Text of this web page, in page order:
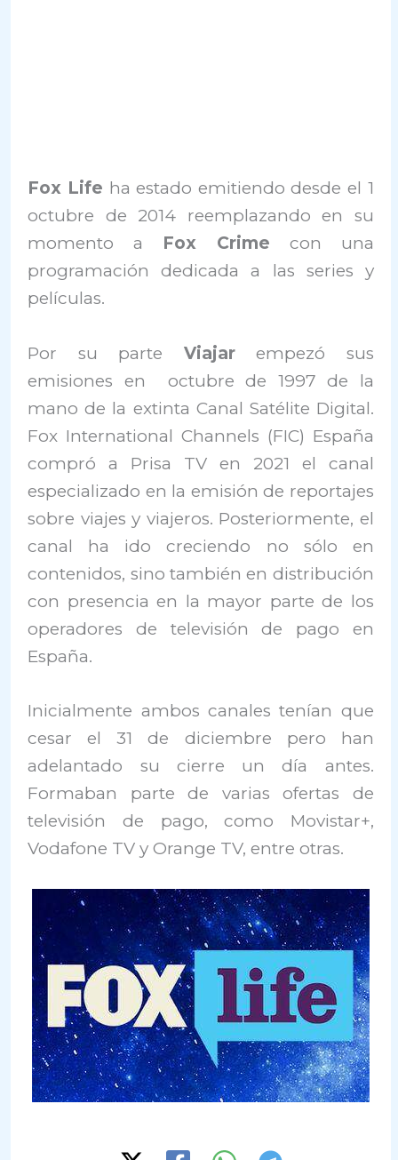
Fox Life ha estado emitiendo desde el 1
octubre de 2014 reemplazando en su
momento a Fox Crime con una
programación dedicada a las series y
películas.
Por su parte Viajarempezó sus
emisiones en octubre de 1997 de la
mano de la extinta Canal Satélite Digital.
Fox International Channels (FIC) España
compró a Prisa TV en 2021 el canal
especializado en la emisión de reportajes
sobre viajes y viajeros. Posteriormente, el
canal ha ido creciendo no sólo en
contenidos, sino también en distribución
con presencia en la mayor parte de los
operadores de televisión de pago en
España.
Inicialmente ambos canales tenían que
cesar el 31 de diciembre pero han
adelantado su cierre un día antes.
Formaban parte de varias ofertas de
televisión de pago, como Movistar+,
Vodafone TV y Orange TV, entre otras.